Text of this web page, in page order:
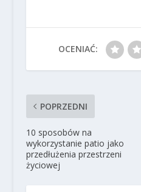
OCENIAĆ:
POPRZEDNI
10 sposobów na
wykorzystanie patio jako
przedłużenia przestrzeni
życiowej